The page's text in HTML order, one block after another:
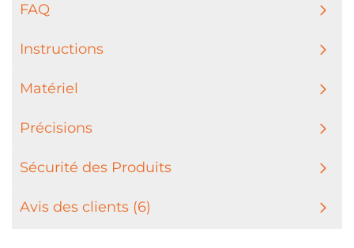
FAQ
Instructions
Matériel
Précisions
Sécurité des Produits
Avis des clients (6)